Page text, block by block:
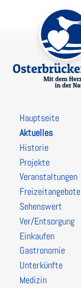
Hauptseite
Aktuelles
Historie
Projekte
Veranstaltungen
Freizeitangebote
Sehenswert
Ver/Entsorgung
Einkaufen
Gastronomie
Unterkünfte
Medizin